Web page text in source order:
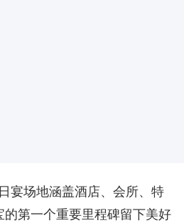
宴场地涵盖酒店、会所、特
第一个重要里程碑留下美好